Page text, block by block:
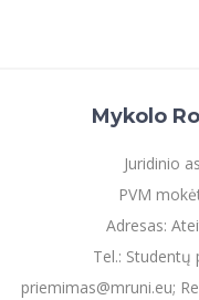
Mykolo
Juridinio
PVM
Adresas:
Tel.: Studentų
priemimas@mruni.eu;